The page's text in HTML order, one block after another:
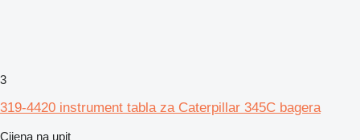
3
319-4420 instrument tabla za Caterpillar 345C bagera
Cijena na upit